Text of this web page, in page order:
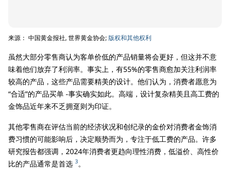
来源： 中国黄金报社, 世界黄金协会;版权和其他权利
虽然大部分零售商认为客单价低的产品销量将会更好，但这并不意
味着他们放弃了利润率。事实上，有55%的零售商愈加关注利润率
较高的产品，这些产品需要精美的设计。他们认为，消费者愿意为
“合适”的产品买单 -事实确实如此。高端，设计复杂精美且高工费的
金饰品近年来不乏拥趸则为印证。
其他零售商在评估当前的经济状况和创纪录的金价对消费者金饰消
费习惯的可能影响后，决定顺势而为，专注于低工费的产品。许多
研究报告都强调，2024年消费者更趋向理性消费，低溢价、高性价
比的产品通常是首选 3。